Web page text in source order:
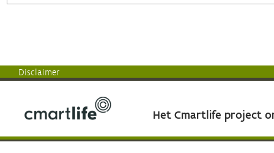
Disclaimer
Het Cmartlife project